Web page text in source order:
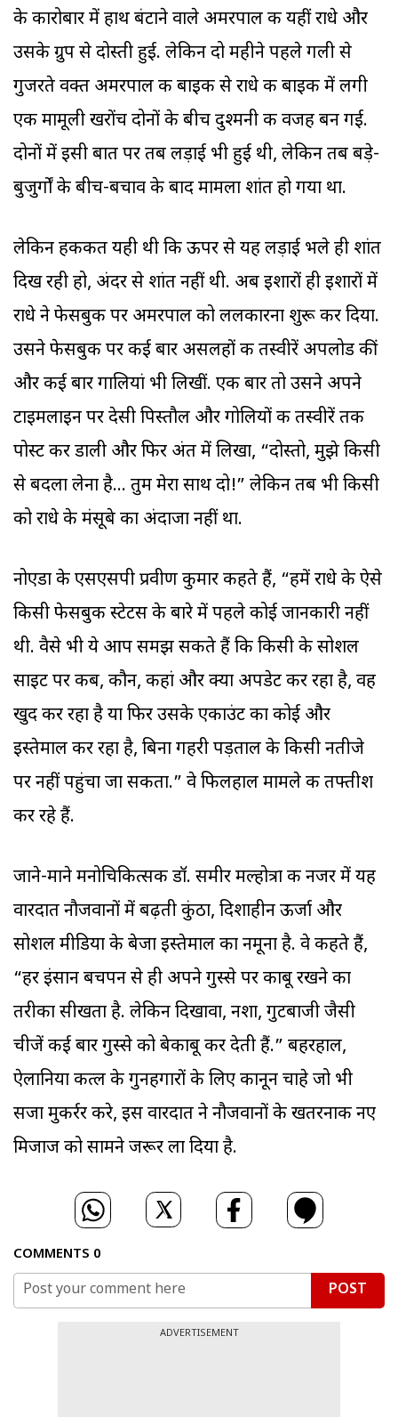
के कारोबार में हाथ बंटाने वाले अमरपाल की यहीं राधे और
उसके ग्रुप से दोस्ती हुई. लेकिन दो महीने पहले गली से
गुजरते वक्त अमरपाल की बाइक से राधे की बाइक में लगी
एक मामूली खरोंच दोनों के बीच दुश्मनी की वजह बन गई.
दोनों में इसी बात पर तब लड़ाई भी हुई थी, लेकिन तब बड़े-
बुजुर्गों के बीच-बचाव के बाद मामला शांत हो गया था.
लेकिन हकीकत यही थी कि ऊपर से यह लड़ाई भले ही शांत
दिख रही हो, अंदर से शांत नहीं थी. अब इशारों ही इशारों में
राधे ने फेसबुक पर अमरपाल को ललकारना शुरू कर दिया.
उसने फेसबुक पर कई बार असलहों की तस्वीरें अपलोड कीं
और कई बार गालियां भी लिखीं. एक बार तो उसने अपने
टाइमलाइन पर देसी पिस्तौल और गोलियों की तस्वीरें तक
पोस्ट कर डाली और फिर अंत में लिखा, “दोस्तो, मुझे किसी
से बदला लेना है... तुम मेरा साथ दो!” लेकिन तब भी किसी
को राधे के मंसूबे का अंदाजा नहीं था.
नोएडा के एसएसपी प्रवीण कुमार कहते हैं, “हमें राधे के ऐसे
किसी फेसबुक स्टेटस के बारे में पहले कोई जानकारी नहीं
थी. वैसे भी ये आप समझ सकते हैं कि किसी के सोशल
साइट पर कब, कौन, कहां और क्या अपडेट कर रहा है, वह
खुद कर रहा है या फिर उसके एकाउंट का कोई और
इस्तेमाल कर रहा है, बिना गहरी पड़ताल के किसी नतीजे
पर नहीं पहुंचा जा सकता.” वे फिलहाल मामले की तफ्तीश
कर रहे हैं.
जाने-माने मनोचिकित्सक डॉ. समीर मल्होत्रा की नजर में यह
वारदात नौजवानों में बढ़ती कुंठा, दिशाहीन ऊर्जा और
सोशल मीडिया के बेजा इस्तेमाल का नमूना है. वे कहते हैं,
“हर इंसान बचपन से ही अपने गुस्से पर काबू रखने का
तरीका सीखता है. लेकिन दिखावा, नशा, गुटबाजी जैसी
चीजें कई बार गुस्से को बेकाबू कर देती हैं.” बहरहाल,
ऐलानिया कत्ल के गुनहगारों के लिए कानून चाहे जो भी
सजा मुकर्रर करे, इस वारदात ने नौजवानों के खतरनाक नए
मिजाज को सामने जरूर ला दिया है.
COMMENTS 0
POST
ADVERTISEMENT